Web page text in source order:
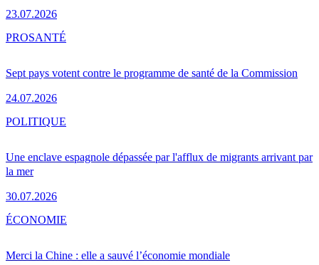
23.07.2026
Sept pays votent contre le programme de santé de la Commission
24.07.2026
PROSANTÉ
Une enclave espagnole dépassée par l'afflux de migrants arrivant par
la mer
30.07.2026
POLITIQUE
Merci la Chine : elle a sauvé l’économie mondiale
ÉCONOMIE